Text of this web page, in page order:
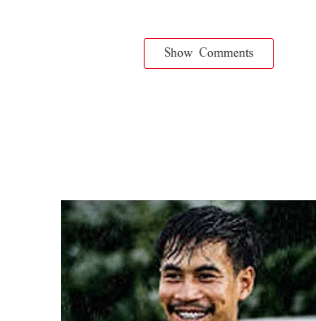
Show Comments